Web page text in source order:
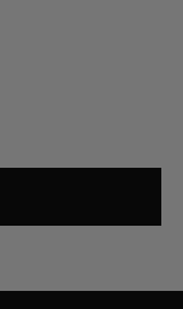
50/60fps
60fps
60fps